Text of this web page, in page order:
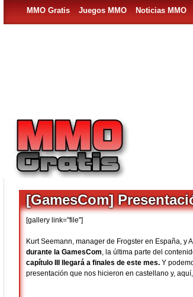
MMO Gratis Juegos MMO Noticias MMO
[GamesCom]
[gallery link="file"]
Kurt Seemann, manager de Frogster en España,
durante la GamesCom, la última parte del
capítulo III llegará a finales de este mes. Y
presentación que nos hicieron en castellano y,